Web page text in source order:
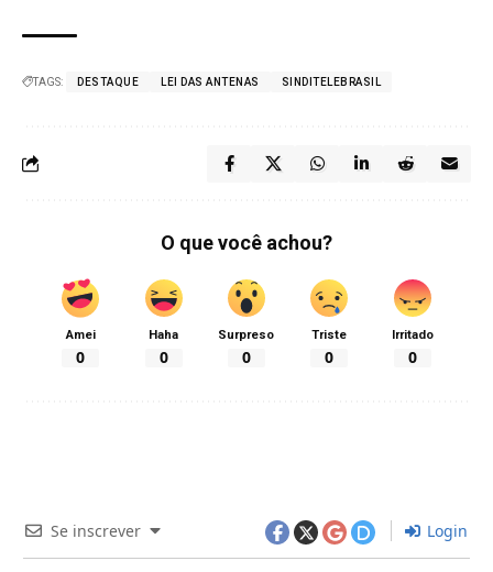
TAGS: DESTAQUE LEI DAS ANTENAS SINDITELEBRASIL
O que você achou?
Amei
0
Haha
0
Surpreso
0
Triste
0
Irritado
0
Se inscrever Login